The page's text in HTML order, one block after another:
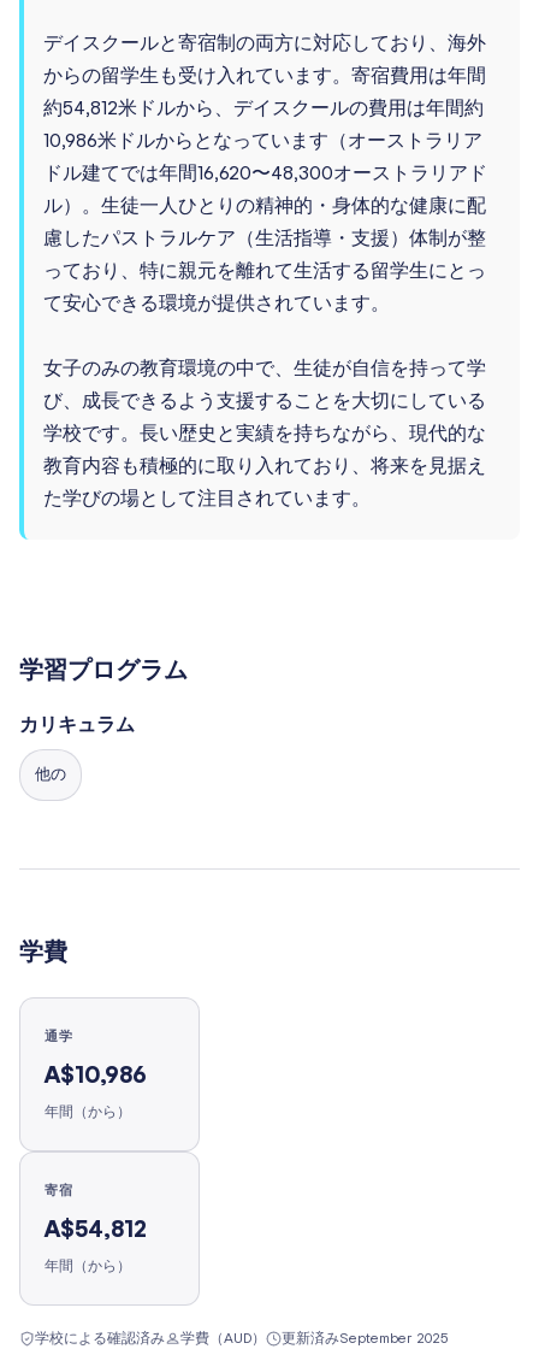
デイスクールと寄宿制の両方に対応しており、海外
からの留学生も受け入れています。寄宿費用は年間
約54,812米ドルから、デイスクールの費用は年間約
10,986米ドルからとなっています（オーストラリア
ドル建てでは年間16,620〜48,300オーストラリアド
ル）。生徒一人ひとりの精神的・身体的な健康に配
慮したパストラルケア（生活指導・支援）体制が整
っており、特に親元を離れて生活する留学生にとっ
て安心できる環境が提供されています。
女子のみの教育環境の中で、生徒が自信を持って学
び、成長できるよう支援することを大切にしている
学校です。長い歴史と実績を持ちながら、現代的な
教育内容も積極的に取り入れており、将来を見据え
た学びの場として注目されています。
学習プログラム
カリキュラム
他の
学費
通学
A$10,986
年間（から）
寄宿
A$54,812
年間（から）
学校による確認済み 学費（AUD） 更新済みSeptember 2025